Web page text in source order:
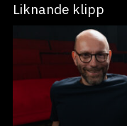
Liknande klipp